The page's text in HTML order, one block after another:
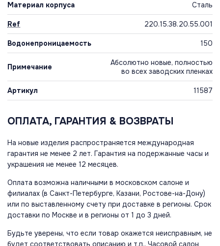
Материал корпуса Сталь
Ref 220.15.38.20.55.001
Водонепроницаемость 150
Примечание
Абсолютно новые, полностью
во всех заводских пленках
Артикул 11587
ОПЛАТА, ГАРАНТИЯ & ВОЗВРАТЫ
На новые изделия распространяется международная
гарантия не менее 2 лет. Гарантия на подержанные часы и
украшения не менее 12 месяцев.
Оплата возможна наличными в московском салоне и
филиалах (в Санкт-Петербурге, Казани, Ростове-на-Дону)
или по выставленному счету при доставке в регионы. Срок
доставки по Москве и в регионы от 1 до 3 дней.
Будьте уверены, что если товар окажется неисправным, не